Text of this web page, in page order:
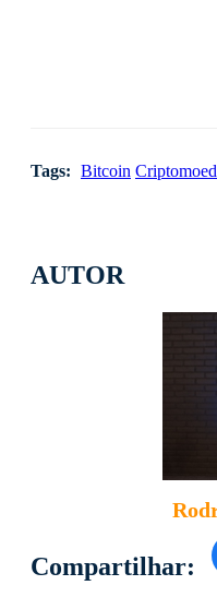
AUTOR
Compartilhar:
Tags: Bitcoin